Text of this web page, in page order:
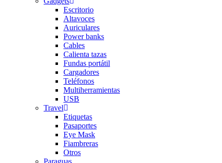
Escritorio
Altavoces
Auriculares
Power banks
Cables
Calienta tazas
Fundas portátil
Cargadores
Teléfonos
Multiherramientas
USB
Travel
Etiquetas
Pasaportes
Eye Mask
Fiambreras
Otros
Paraguas